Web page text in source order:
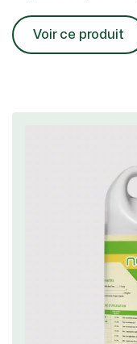
Voir ce produit